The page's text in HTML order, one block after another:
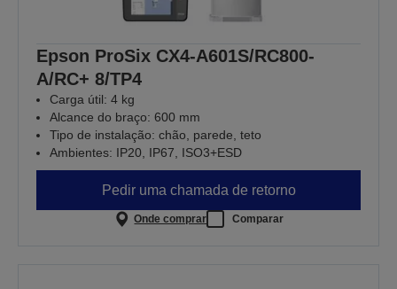
Epson ProSix CX4-A601S/RC800-
A/RC+ 8/TP4
Carga útil: 4 kg
Alcance do braço: 600 mm
Tipo de instalação: chão, parede, teto
Ambientes: IP20, IP67, ISO3+ESD
Pedir uma chamada de retorno
Onde comprar Comparar